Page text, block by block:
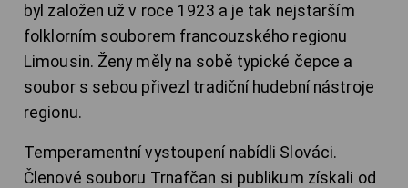
byl založen už v roce 1923 a je tak nejstarším
folklorním souborem francouzského regionu
Limousin. Ženy měly na sobě typické čepce a
soubor s sebou přivezl tradiční hudební nástroje
regionu.
Temperamentní vystoupení nabídli Slováci.
Členové souboru Trnafčan si publikum získali od